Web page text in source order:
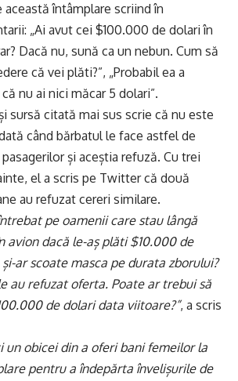
această întâmplare scriind în
„Ai avut cei $100.000 de dolari în
Dacă nu, sună ca un nebun. Cum să
că vei plăti?”, „Probabil ea a
nu ai nici măcar 5 dolari”.
sursă citată mai sus scrie că nu este
când bărbatul le face astfel de
și aceștia refuză. Cu trei
el a scris pe Twitter că două
au refuzat cereri similare.
pe oamenii care stau lângă
avion dacă le-aș plăti $10.000 de
ar scoate masca pe durata zborului?
au refuzat oferta. Poate ar trebui să
de dolari data viitoare?”, a scris
un obicei din a oferi bani femeilor la
pentru a îndepărta învelișurile de